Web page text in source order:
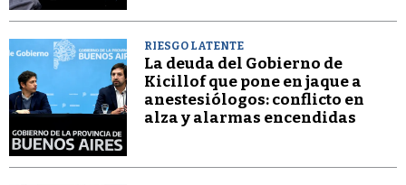
RIESGO LATENTE
La deuda del Gobierno de
Kicillof que pone en jaque a
anestesiólogos: conflicto en
alza y alarmas encendidas